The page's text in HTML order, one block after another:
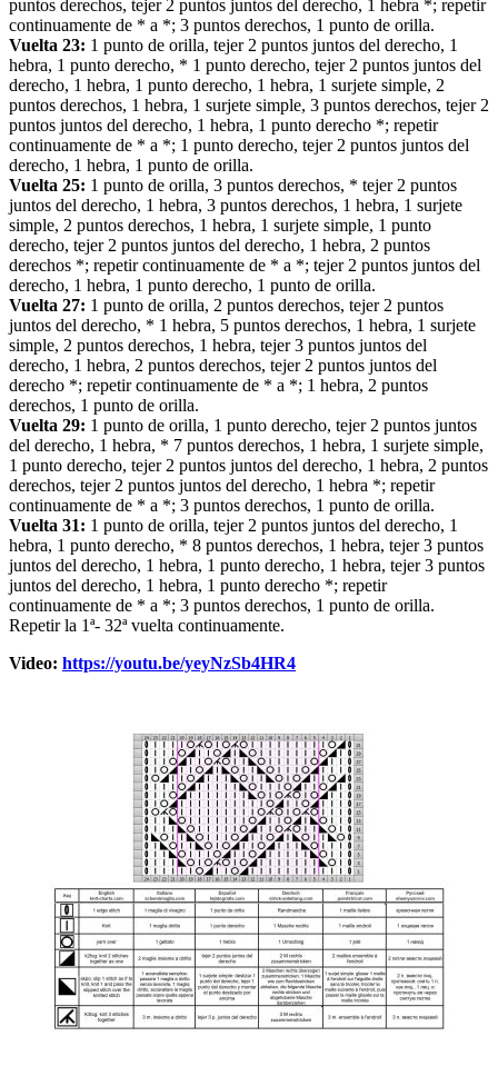
puntos derechos, tejer 2 puntos juntos del derecho, 1 hebra *; repetir
continuamente de * a *; 3 puntos derechos, 1 punto de orilla.
Vuelta 23: 1 punto de orilla, tejer 2 puntos juntos del derecho, 1
hebra, 1 punto derecho, * 1 punto derecho, tejer 2 puntos juntos del
derecho, 1 hebra, 1 punto derecho, 1 hebra, 1 surjete simple, 2
puntos derechos, 1 hebra, 1 surjete simple, 3 puntos derechos, tejer 2
puntos juntos del derecho, 1 hebra, 1 punto derecho *; repetir
continuamente de * a *; 1 punto derecho, tejer 2 puntos juntos del
derecho, 1 hebra, 1 punto de orilla.
Vuelta 25: 1 punto de orilla, 3 puntos derechos, * tejer 2 puntos
juntos del derecho, 1 hebra, 3 puntos derechos, 1 hebra, 1 surjete
simple, 2 puntos derechos, 1 hebra, 1 surjete simple, 1 punto
derecho, tejer 2 puntos juntos del derecho, 1 hebra, 2 puntos
derechos *; repetir continuamente de * a *; tejer 2 puntos juntos del
derecho, 1 hebra, 1 punto derecho, 1 punto de orilla.
Vuelta 27: 1 punto de orilla, 2 puntos derechos, tejer 2 puntos
juntos del derecho, * 1 hebra, 5 puntos derechos, 1 hebra, 1 surjete
simple, 2 puntos derechos, 1 hebra, tejer 3 puntos juntos del
derecho, 1 hebra, 2 puntos derechos, tejer 2 puntos juntos del
derecho *; repetir continuamente de * a *; 1 hebra, 2 puntos
derechos, 1 punto de orilla.
Vuelta 29: 1 punto de orilla, 1 punto derecho, tejer 2 puntos juntos
del derecho, 1 hebra, * 7 puntos derechos, 1 hebra, 1 surjete simple,
1 punto derecho, tejer 2 puntos juntos del derecho, 1 hebra, 2 puntos
derechos, tejer 2 puntos juntos del derecho, 1 hebra *; repetir
continuamente de * a *; 3 puntos derechos, 1 punto de orilla.
Vuelta 31: 1 punto de orilla, tejer 2 puntos juntos del derecho, 1
hebra, 1 punto derecho, * 8 puntos derechos, 1 hebra, tejer 3 puntos
juntos del derecho, 1 hebra, 1 punto derecho, 1 hebra, tejer 3 puntos
juntos del derecho, 1 hebra, 1 punto derecho *; repetir
continuamente de * a *; 3 puntos derechos, 1 punto de orilla.
Repetir la 1ª- 32ª vuelta continuamente.
Video: https://youtu.be/yeyNzSb4HR4